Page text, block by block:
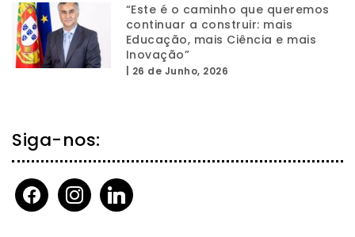
“Este é o caminho que queremos
continuar a construir: mais
Educação, mais Ciência e mais
Inovação”
26 de Junho, 2026
Siga-nos:
facebookinstagramlinkedin